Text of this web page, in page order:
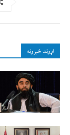
اړوند خبرونه